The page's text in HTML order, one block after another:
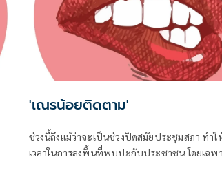
'เณรน้อยติดตาม'
ช่วงนี้ถึงแม้ว่าจะเป็นช่วงปิดสมัยประชุมสภา ทำใ
เวลาในการลงพื้นที่พบปะกับประชาชน โดยเฉพา